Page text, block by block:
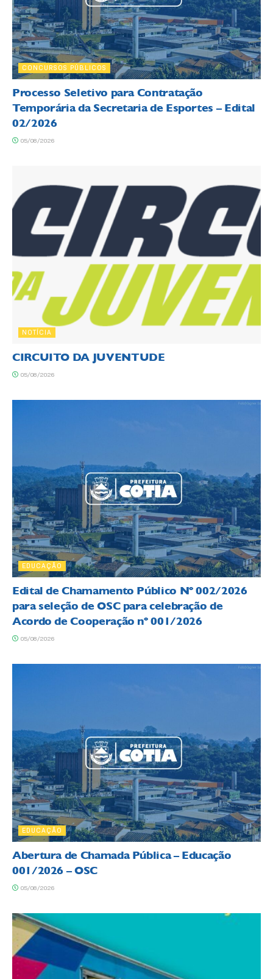
CONCURSOS PÚBLICOS
Processo Seletivo para Contratação
Temporária da Secretaria de Esportes – Edital
02/2026
05/08/2026
NOTÍCIA
CIRCUITO DA JUVENTUDE
05/08/2026
EDUCAÇÃO
Edital de Chamamento Público Nº 002/2026
para seleção de OSC para celebração de
Acordo de Cooperação nº 001/2026
05/08/2026
EDUCAÇÃO
Abertura de Chamada Pública – Educação
001/2026 – OSC
05/08/2026